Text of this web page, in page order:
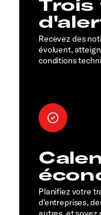
Trois
Recevez des
évoluent,
conditions
Planifiez votre
d'entreprises,